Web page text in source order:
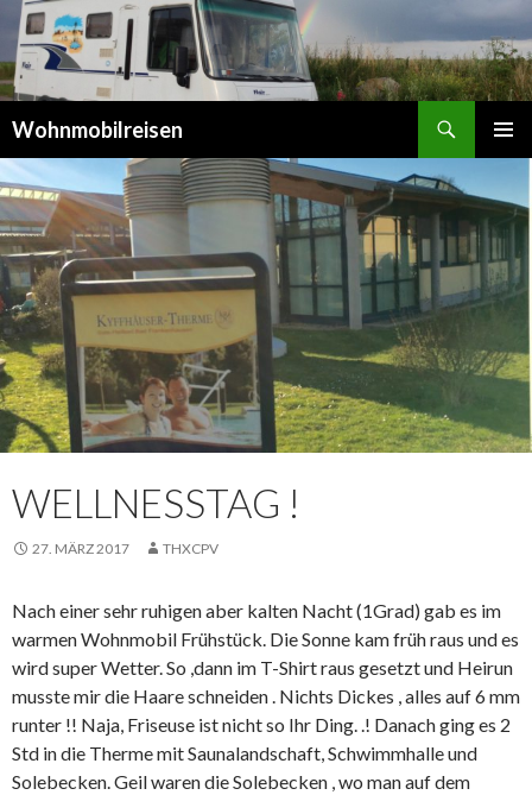
Wohnmobilreisen
ZUM
INHALT
WELLNESSTAG !
27. MÄRZ 2017 THXCPV
Nach einer sehr ruhigen aber kalten Nacht (1Grad) gab es im
warmen Wohnmobil Frühstück. Die Sonne kam früh raus und es
wird super Wetter. So ,dann im T-Shirt raus gesetzt und Heirun
musste mir die Haare schneiden . Nichts Dickes , alles auf 6 mm
runter !! Naja, Friseuse ist nicht so Ihr Ding. .! Danach ging es 2
Std in die Therme mit Saunalandschaft, Schwimmhalle und
Solebecken. Geil waren die Solebecken , wo man auf dem